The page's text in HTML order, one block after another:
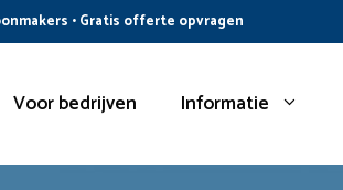
• Gratis offerte opvragen
Voor bedrijven Informatie